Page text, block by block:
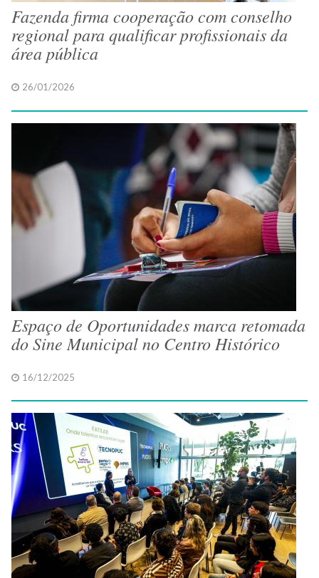
Fazenda firma cooperação com conselho
regional para qualificar profissionais da
área pública
26/01/2026
Espaço de Oportunidades marca retomada
do Sine Municipal no Centro Histórico
16/12/2025